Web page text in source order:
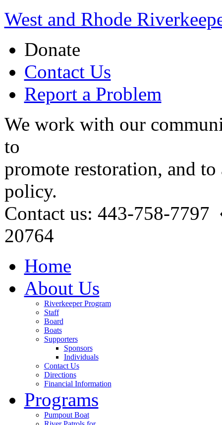
West and Rhode
Donate
Contact Us
Report a Problem
We work with our
to
promote restoration, and
policy.
Contact us: 443-758-
20764
Home
About Us
Riverkeeper Program
Staff
Board
Boats
Supporters
Sponsors
Individuals
Contact Us
Directions
Financial Information
Programs
Pumpout Boat